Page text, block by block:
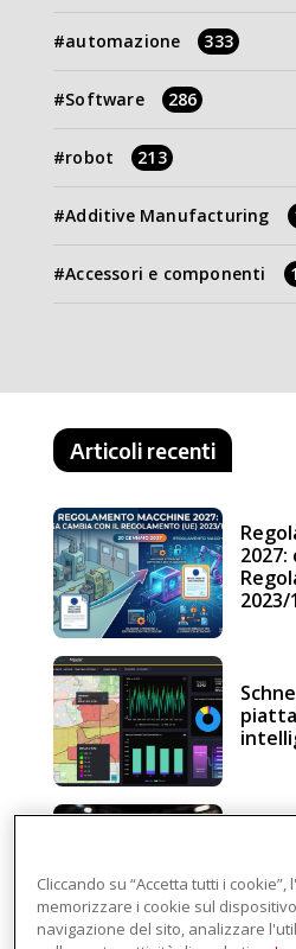
automazione 333
Software 286
robot 213
Additive Manufacturing
Accessori e componenti
Articoli recenti
2027:
2023/
Cliccando su “Accetta tutti i
memorizzare i cookie sul
navigazione del sito, analizzare